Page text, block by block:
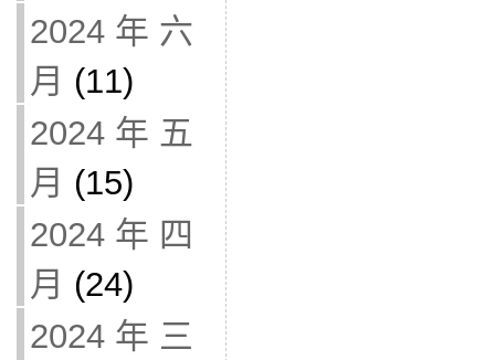
2024 年 六
月 (11)
2024 年 五
月 (15)
2024 年 四
月 (24)
2024 年 三